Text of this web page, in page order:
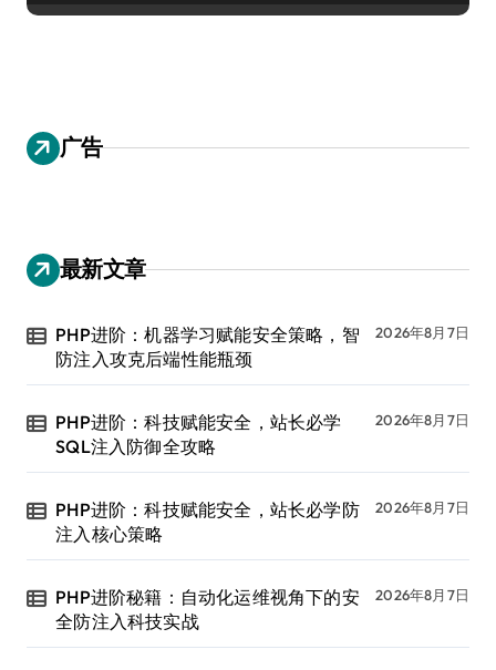
广告
最新文章
PHP进阶：机器学习赋能安全策略，智
防注入攻克后端性能瓶颈
2026年8月7日
PHP进阶：科技赋能安全，站长必学
SQL注入防御全攻略
2026年8月7日
PHP进阶：科技赋能安全，站长必学防
注入核心策略
2026年8月7日
PHP进阶秘籍：自动化运维视角下的安
全防注入科技实战
2026年8月7日